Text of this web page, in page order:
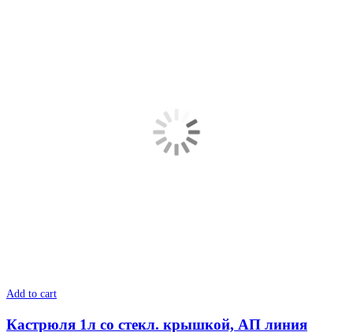
Add to cart
Кастрюля 1л со стекл. крышкой, АП линия